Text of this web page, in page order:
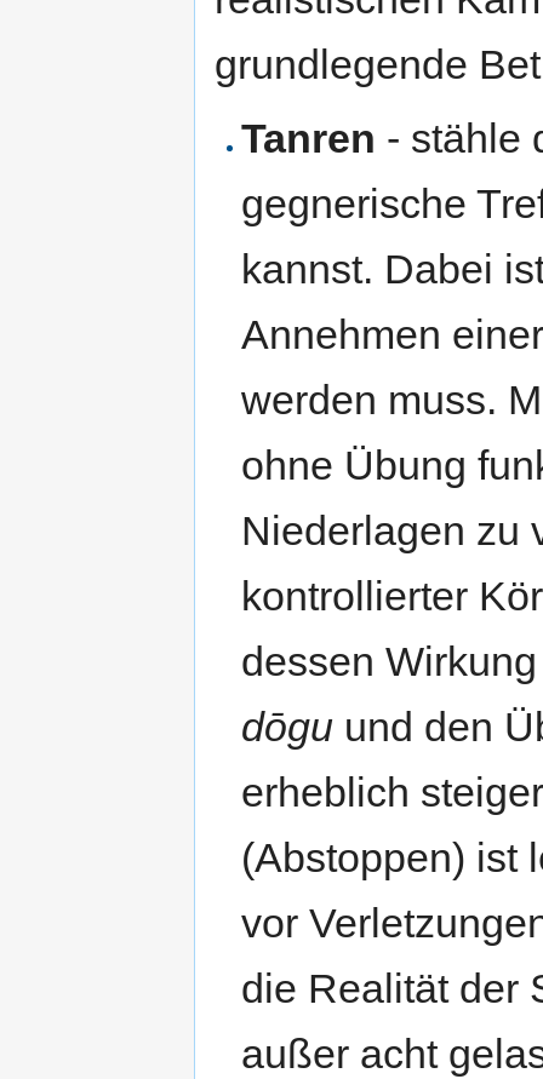
grundlegende
Tanren - stähle
gegnerische
kannst. Dabei
Annehmen
werden muss.
ohne Übung
Niederlagen zu
kontrollierter
dessen
dōgu und den
erheblich
(Abstoppen) ist
vor
die Realität der
außer acht